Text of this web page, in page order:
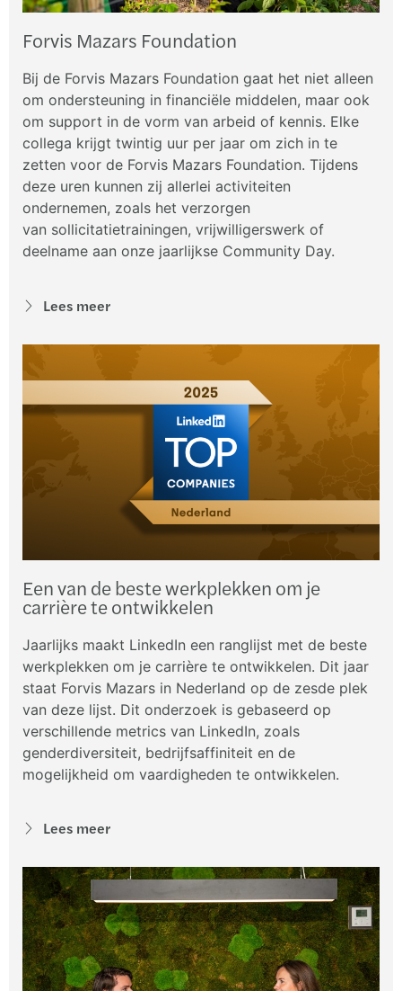
Forvis Mazars Foundation
Bij de Forvis Mazars Foundation gaat het niet alleen
om ondersteuning in financiële middelen, maar ook
om support in de vorm van arbeid of kennis. Elke
collega krijgt twintig uur per jaar om zich in te
zetten voor de Forvis Mazars Foundation. Tijdens
deze uren kunnen zij allerlei activiteiten
ondernemen, zoals het verzorgen
van sollicitatietrainingen, vrijwilligerswerk of
deelname aan onze jaarlijkse Community Day.
Lees meer
Een van de beste werkplekken om je
carrière te ontwikkelen
Jaarlijks maakt LinkedIn een ranglijst met de beste
werkplekken om je carrière te ontwikkelen. Dit jaar
staat Forvis Mazars in Nederland op de zesde plek
van deze lijst. Dit onderzoek is gebaseerd op
verschillende metrics van LinkedIn, zoals
genderdiversiteit, bedrijfsaffiniteit en de
mogelijkheid om vaardigheden te ontwikkelen.
Lees meer